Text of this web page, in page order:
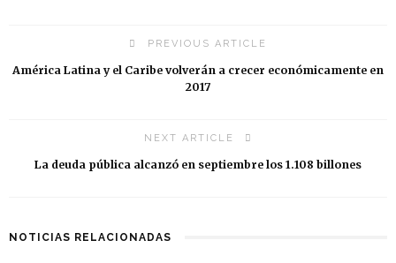
PREVIOUS ARTICLE
América Latina y el Caribe volverán a crecer económicamente en
2017
NEXT ARTICLE
La deuda pública alcanzó en septiembre los 1.108 billones
NOTICIAS RELACIONADAS